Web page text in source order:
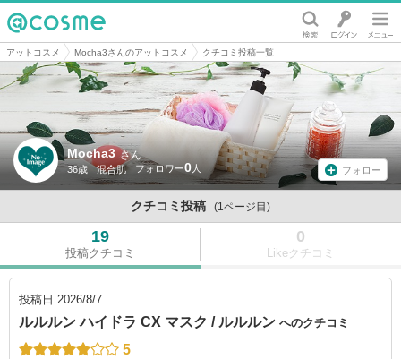
@cosme
アットコスメ Mocha3さんのアットコスメ クチコミ投稿一覧
Mocha3 さん
36歳 混合肌 0 フォロー
クチコミ投稿 (1ページ目)
19
投稿クチコミ
0
Likeクチコミ
投稿日 2026/8/7
ルルルン ハイドラ CX マスク / ルルルン へのクチコミ
5